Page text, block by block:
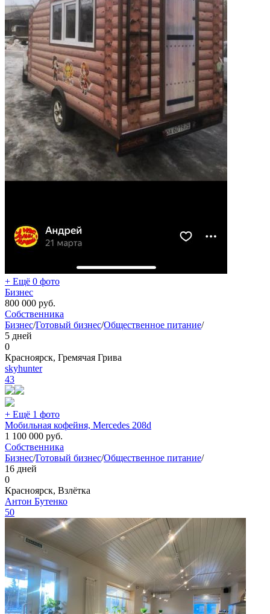
+ Ещё 0 фото
Бизнес
800 000 руб.
Собственника
Бизнес/Готовый бизнес/Общественное питание/
5 дней
0
Красноярск, Гремячая Грива
skyhunter
43
+ Ещё 1 фото
Мобильная кофейня, Mercedes 208d
1 100 000 руб.
Собственника
Бизнес/Готовый бизнес/Общественное питание/
16 дней
0
Красноярск, Взлётка
Антон Бутенко
50